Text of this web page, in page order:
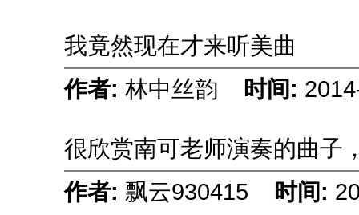
我竟然现在才来听美曲
作者: 林中丝韵 时间:
很欣赏南可老师演奏的曲子
作者: 飘云930415 时间: